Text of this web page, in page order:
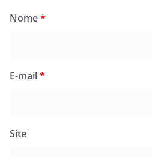
Nome*
E-mail*
Site